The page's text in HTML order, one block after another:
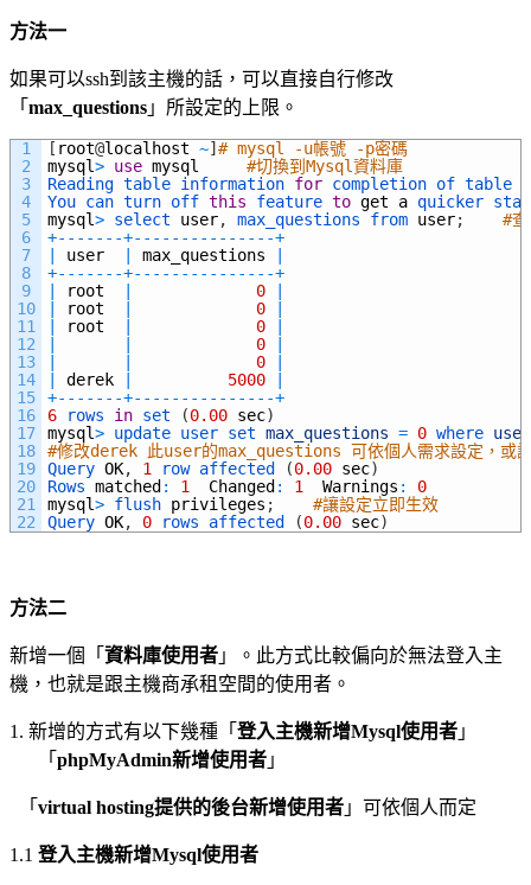
方法一
如果可以ssh到該主機的話，可以直接自行修改
「 max_questions 」所設定的上限。
1
2
3
4
5
6
7
8
9
10
11
12
13
14
15
16
17
18
19
20
21
22
[ root@localhost ~] # mysql -u帳號 -p密碼
mysql> use mysql
#切換到Mysql資料庫
Reading table information for completion of table
You can turn off this feature to get a quicker
mysql> select user, max_questions from user;
#
+-- -- -- -+-- -- -- -- -- -- -- -+
user max_questions
+-- -- -- -+-- -- -- -- -- -- -- -+
root 0
root 0
root 0
0
0
derek 5000
+-- -- -- -+-- -- -- -- -- -- -- -+
6
rows in set (0.00 sec)
mysql> update user set max_questions = 0 where user
#修改derek 此user的max_questions 可依個人需求設定，或
Query OK, 1 row affected (0.00 sec)
Rows matched : 1 Changed : 1 Warnings :
0
mysql> flush privileges ;
#讓設定立即生效
Query OK, 0 rows affected (0.00 sec)
方法二
新增一個「 資料庫使用者 」。此方式比較偏向於無法登入主
機，也就是跟主機商承租空間的使用者。
1. 新增的方式有以下幾種「 登入主機新增Mysql使用者 」
「 phpMyAdmin新增使用者 」
「 virtual hosting提供的後台新增使用者 」可依個人而定
1.1 登入主機新增Mysql使用者